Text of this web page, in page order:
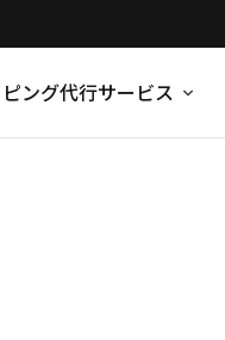
ング代行サービス